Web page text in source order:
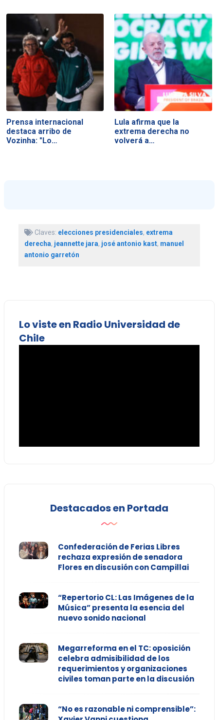
Prensa internacional
destaca arribo de
Vozinha: "Lo…
Lula afirma que la
extrema derecha no
volverá a…
Claves: elecciones presidenciales, extrema
derecha, jeannette jara, josé antonio kast, manuel
antonio garretón
Lo viste en Radio Universidad de
Chile
Destacados en Portada
Confederación de Ferias Libres
rechaza expresión de senadora
Flores en discusión con Campillai
“Repertorio CL: Las Imágenes de la
Música” presenta la esencia del
nuevo sonido nacional
Megarreforma en el TC: oposición
celebra admisibilidad de los
requerimientos y organizaciones
civiles toman parte en la discusión
“No es razonable ni comprensible”: